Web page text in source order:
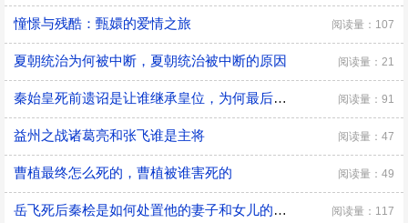
憧憬与残酷：甄嬛的爱情之旅 阅读量：107
夏朝统治为何被中断，夏朝统治被中断的原因 阅读量：21
秦始皇死前遗诏是让谁继承皇位，为何最后是胡亥继位 阅读量：91
益州之战诸葛亮和张飞谁是主将 阅读量：47
曹植最终怎么死的，曹植被谁害死的 阅读量：49
​岳飞死后秦桧是如何处置他的妻子和女儿的，秦桧怎么处置岳飞家人的 阅读量：117